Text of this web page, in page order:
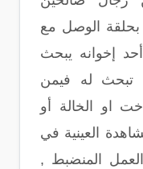
بحلقة الوصل مع
إخوانه يبحث
تبحث له فيمن
او الخالة أو
العينية في
العمل المنضبط ,